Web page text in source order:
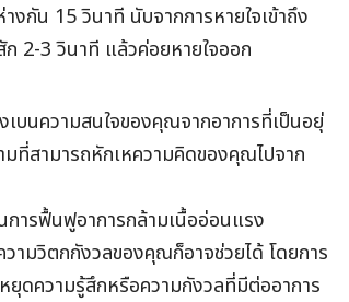
งกัน 15 วินาที นับจากการหายใจเข้าถึง
ก 2-3 วินาที แล้วค่อยหายใจออก
บนความสนใจของคุณจากอาการที่เป็นอยุ่
มที่สามารถหักเหความคิดของคุณไปจาก
ารฟื้นฟูอาการกล้ามเนื้ออ่อนแรง
ามวิตกกังวลของคุณก็อาจช่วยได้ โดยการ
ดความรู้สึกหรือความกังวลที่มีต่ออาการ